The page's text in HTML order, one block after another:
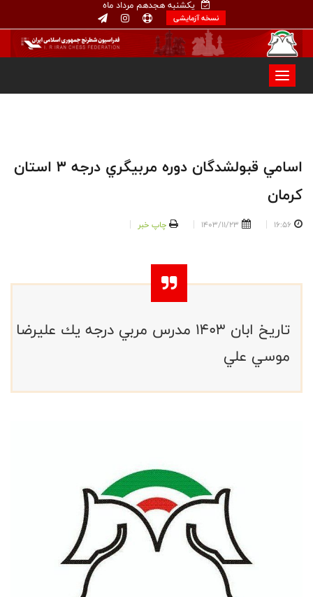
یکشنبه هجدهم مرداد ماه
نسخه آزمایشی
اسامي قبولشدگان دوره مربيگري درجه ٣ استان
كرمان
16:56
1403/11/23 چاپ خبر
تاريخ ابان ١٤٠٣ مدرس مربي درجه يك عليرضا
موسي علي